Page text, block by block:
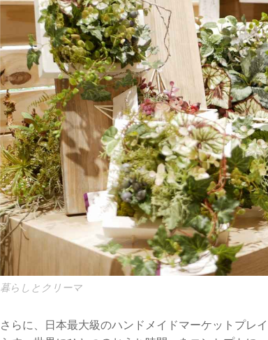
暮らしとクリーマ
さらに、日本最大級のハンドメイドマーケットプレ